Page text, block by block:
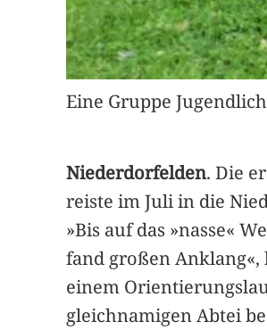
Eine Gruppe
Niederdorfelden. Die
reiste im Juli in die
»Bis auf das »nasse«
fand großen
einem
gleichnamigen Abtei